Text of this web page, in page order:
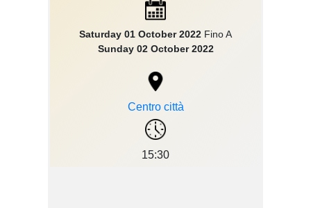
Saturday 01 October 2022 Fino A
Sunday 02 October 2022
Centro città
15:30